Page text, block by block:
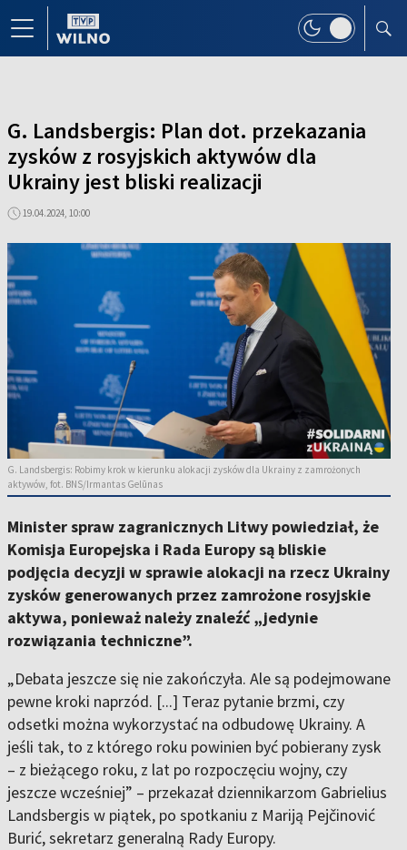
G. Landsbergis: Plan dot. przekazania
zysków z rosyjskich aktywów dla
Ukrainy jest bliski realizacji
19.04.2024, 10:00
G. Landsbergis: Robimy krok w kierunku alokacji zysków dla Ukrainy z zamrożonych
aktywów, fot. BNS/Irmantas Gelūnas
Minister spraw zagranicznych Litwy powiedział, że
Komisja Europejska i Rada Europy są bliskie
podjęcia decyzji w sprawie alokacji na rzecz Ukrainy
zysków generowanych przez zamrożone rosyjskie
aktywa, ponieważ należy znaleźć „jedynie
rozwiązania techniczne”.
„Debata jeszcze się nie zakończyła. Ale są podejmowane
pewne kroki naprzód. [...] Teraz pytanie brzmi, czy
odsetki można wykorzystać na odbudowę Ukrainy. A
jeśli tak, to z którego roku powinien być pobierany zysk
– z bieżącego roku, z lat po rozpoczęciu wojny, czy
jeszcze wcześniej” – przekazał dziennikarzom Gabrielius
Landsbergis w piątek, po spotkaniu z Mariją Pejčinović
Burić, sekretarz generalną Rady Europy.